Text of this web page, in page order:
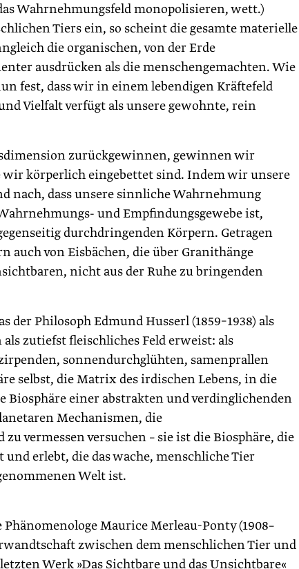
Wahrnehmungsfeld monopolisieren, wett.)
Tiers ein, so scheint die gesamte materielle
die organischen, von der Erde
ausdrücken als die menschengemachten. Wie
fest, dass wir in einem lebendigen Kräftefeld
Vielfalt verfügt als unsere gewohnte, rein
zurückgewinnen, gewinnen wir
körperlich eingebettet sind. Indem wir unsere
nach, dass unsere sinnliche Wahrnehmung
und Empfindungsgewebe ist,
durchdringenden Körpern. Getragen
auch von Eisbächen, die über Granithänge
nicht aus der Ruhe zu bringenden
der Philosoph Edmund Husserl (1859–1938) als
zutiefst fleischliches Feld erweist: als
sonnendurchglühten, samenprallen
selbst, die Matrix des irdischen Lebens, in die
einer abstrakten und verdinglichenden
Mechanismen, die
vermessen versuchen – sie ist die Biosphäre, die
erlebt, die das wache, menschliche Tier
Welt ist.
Maurice Merleau-Ponty (1908–
zwischen dem menschlichen Tier und
Werk »Das Sichtbare und das Unsichtbare«